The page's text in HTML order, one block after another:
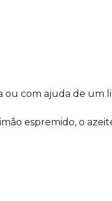
ou com ajuda de um
espremido, o